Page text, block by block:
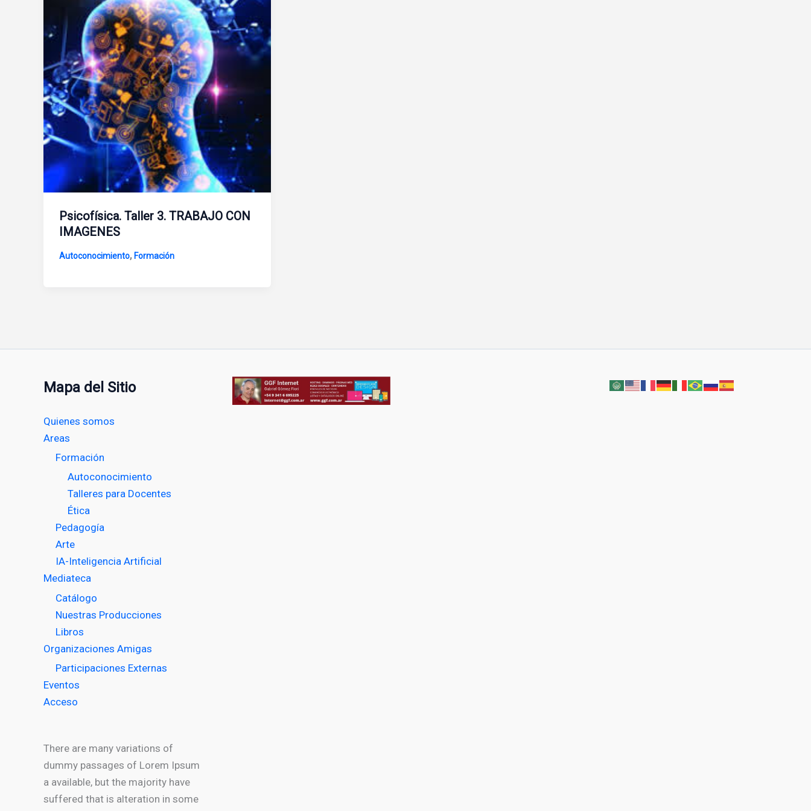
Psicofísica. Taller 3. TRABAJO CON
IMAGENES
Autoconocimiento, Formación
Mapa del Sitio
Quienes somos
Areas
Formación
Autoconocimiento
Talleres para Docentes
Ética
Pedagogía
Arte
IA-Inteligencia Artificial
Mediateca
Catálogo
Nuestras Producciones
Libros
Organizaciones Amigas
Participaciones Externas
Eventos
Acceso
There are many variations of
dummy passages of Lorem Ipsum
a available, but the majority have
suffered that is alteration in some